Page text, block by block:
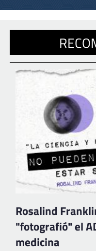
Rosalind
"fotografió" el
medicina